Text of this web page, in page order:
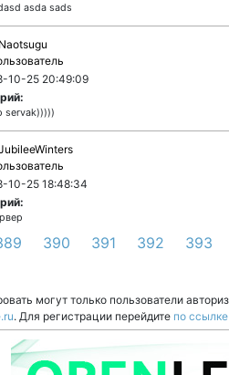
asda sads
Naotsugu
10-25 20:49:09
servak)))))
10-25 18:48:34
390 391 392 393
могут только пользователи
. Для регистрации перейдите по ссылке